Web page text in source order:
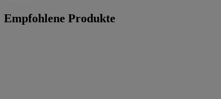
Empfohlene Produkte